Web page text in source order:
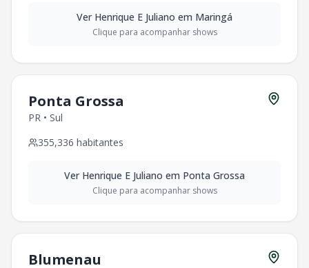
Ver Henrique E Juliano em Maringá
Clique para acompanhar shows
Ponta Grossa
PR • Sul
355,336 habitantes
Ver Henrique E Juliano em Ponta Grossa
Clique para acompanhar shows
Blumenau